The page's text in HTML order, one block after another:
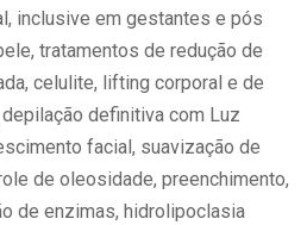
inclusive em gestantes e pós
tratamentos de redução de
celulite, lifting corporal e de
definitiva com Luz
facial, suavização de
de oleosidade, preenchimento,
de enzimas, hidrolipoclasia